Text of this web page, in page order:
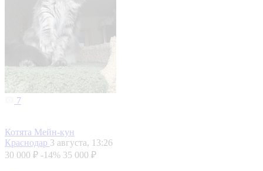
7
Котята Мейн-кун
Краснодар 3 августа, 13:26
30 000 ₽ -14% 35 000 ₽